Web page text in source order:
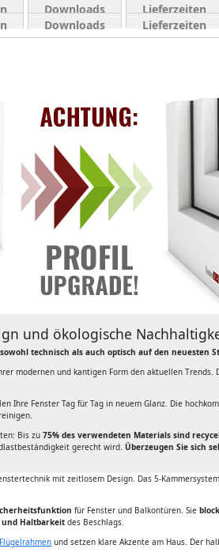
Downloads Lieferzeiten
und ökologische
technisch als auch optisch auf den neuesten
modernen und kantigen Form den aktuellen Trends.
Ihre Fenster Tag für Tag in neuem Glanz. Die
Bis zu 75% des verwendeten Materials sind
gerecht wird. Überzeugen Sie sich
mit zeitlosem Design. Das 5-
für Fenster und Balkontüren. Sie
Haltbarkeit des Beschlags.
Flügelrahmen und setzen klare Akzente am Haus. Der
Downloads Lieferzeiten